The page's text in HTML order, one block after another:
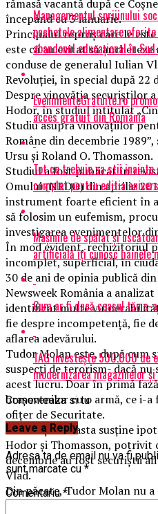
rămasă vacantă după ce
începând cu 3 ianuarie.
Principalul reproș care le
este că au evitat să
conduse de generalul Iulian
Revoluției, în special după 22
Despre vinovăția securiștilor
Hodor, în studiul intitulat
Studiu asupra vinovățiilor
Române din decembrie
Ursu și Roland O. Thomasson.
Studiul a fost publicat în
Omului (NRDO) din aprilie
instrument foarte eficient în a
să folosim un eufemism,
investigarea evenimentelor
În mod evident, rechizitoriul
incomplet, superficial, în
30 de ani de opinia publică
Newsweek România a
identificat multe
fie despre incompetență, fie
aflarea adevărului.
Tudor Molan este, după cum
suspecți de terorism- dacă
acest lucru. Doar în primă
brașovenilor cu o armă, ce i-
ofițer de Securitate.
Declarația aceasta susține
Hodor și Thomasson, potrivit
decembrie au fost securiștii
Vlad.
Din păcate, Tudor Molan nu
primit arma de la un ofițer
Managementul sprijinului
pachetele alimentare
abandonul educațional în
EvenimenteGratuite.ro
acces gratuit din România
Tot ce trebuie sa stii inainte
complet pentru editia
Mașinile de spălat și
artificială îți cunosc hainele
Cum ar fi dacă ceasul tău
TAG investește 500.000 de
modernizarea magazinelor
Comenteaza si tu
Leave a Reply
Adresa ta de email nu va fi
sunt marcate cu*
Comentariu*